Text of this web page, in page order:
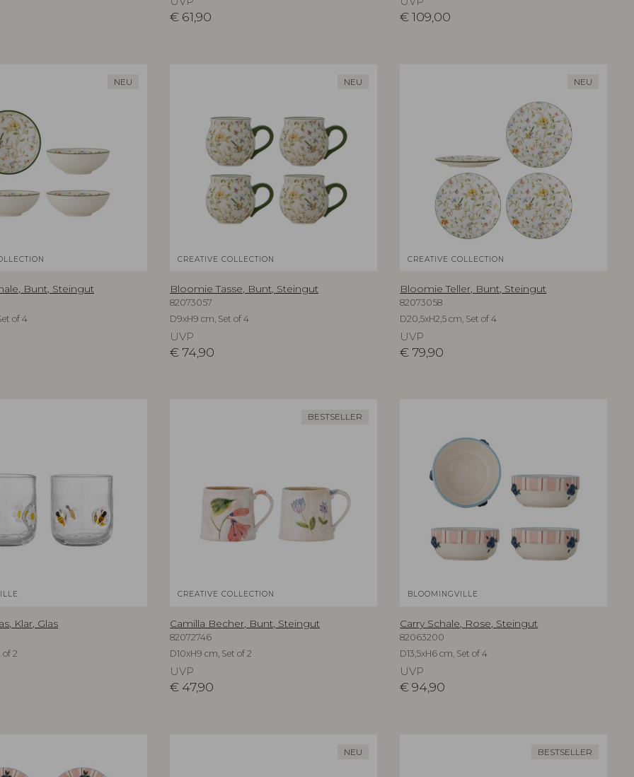
€ 61,90 € 109,00
NEU
Bunt, Steingut
of 4
NEU
CREATIVE COLLECTION
Bloomie Tasse, Bunt, Steingut
82073057
D9xH9 cm, Set of 4
UVP
€ 74,90
NEU
CREATIVE COLLECTION
Bloomie Teller, Bunt, Steingut
82073058
D20,5xH2,5 cm, Set of 4
UVP
€ 79,90
Klar, Glas
of 2
BESTSELLER
CREATIVE COLLECTION
Camilla Becher, Bunt, Steingut
82072746
D10xH9 cm, Set of 2
UVP
€ 47,90
BLOOMINGVILLE
Carry Schale, Rose, Steingut
82063200
D13,5xH6 cm, Set of 4
UVP
€ 94,90
NEU BESTSELLER